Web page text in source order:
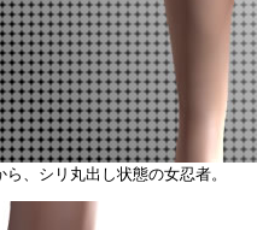
、シリ丸出し状態の女忍者。